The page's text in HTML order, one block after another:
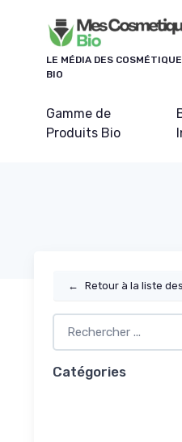
LE MÉDIA DES
BIO
Gamme de
Produits Bio
← Retour à la liste
Catégories